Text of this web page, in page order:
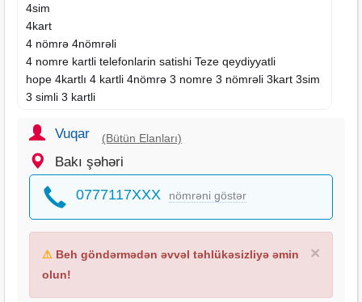
4sim
4kart
4 nömrə 4nömrəli
4 nomre kartli telefonlarin satishi Teze qeydiyyatli
hope 4kartlı 4 kartli 4nömrə 3 nomre 3 nömrəli 3kart 3sim
3 simli 3 kartli
sade telefon
Maqaza var Chatdirilma var
Vuqar (Bütün Elanları)
Bakı şəhəri
0777117XXX nömrəni göstər
×
⚠ Beh göndərmədən əvvəl təhlükəsizliyə əmin
olun!